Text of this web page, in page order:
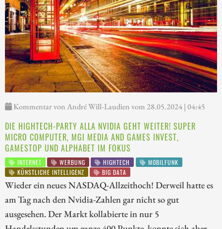
Kommentar von André Will-Laudien vom 28.05.2024 | 04:45
DIE HIGHTECH-PARTY ALLA NVIDIA GEHT WEITER! SUPER
MICRO COMPUTER, MGI MEDIA AND GAMES INVEST,
GAMESTOP UND ALPHABET IM FOKUS
INTERNET WERBUNG HIGHTECH
MOBILFUNK
KÜNSTLICHE INTELLIGENZ
BIG DATA
Wieder ein neues NASDAQ-Allzeithoch! Derweil hatte es
am Tag nach den Nvidia-Zahlen gar nicht so gut
ausgesehen. Der Markt kollabierte in nur 5